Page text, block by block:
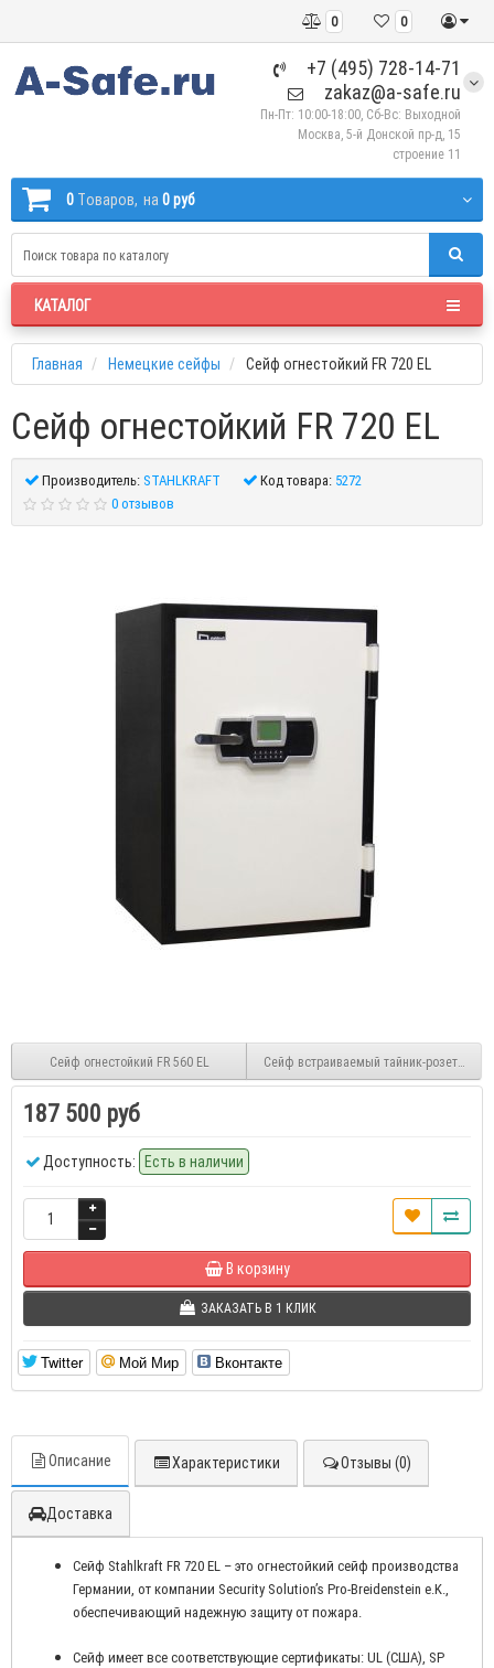
0
0
+7 (495) 728-14-71
zakaz@a-safe.ru
Пн-Пт: 10:00-18:00, Сб-Вс: Выходной
Москва, 5-й Донской пр-д, 15
строение 11
0 Tоваров, на 0 руб
КАТАЛОГ
Главная Немецкие сейфы Сейф огнестойкий FR 720 EL
Сейф огнестойкий FR 720 EL
Производитель:STAHLKRAFT Код товара: 5272
0 отзывов
Сейф огнестойкий FR 560 EL Сейф встраиваемый тайник-розетка
187 500 руб
Доступность: Есть в наличии
В корзину
ЗАКАЗАТЬ В 1 КЛИК
Twitter Мой Мир Вконтакте
Описание Характеристики Отзывы (0)
Доставка
Сейф Stahlkraft FR 720 EL – это огнестойкий сейф производства
Германии, от компании Security Solution’s Pro-Breidenstein e.K.,
обеспечивающий надежную защиту от пожара.
Сейф имеет все соответствующие сертификаты: UL (США), SP